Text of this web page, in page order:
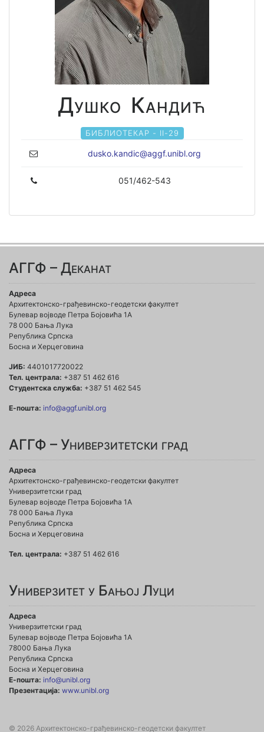
Душко Кандић
БИБЛИОТЕКАР - II-29
dusko.kandic@aggf.unibl.org
051/462-543
АГГФ – Деканат
Адреса
Архитектонско-грађевинско-геодетски факултет
Булевар војводе Петра Бојовића 1A
78 000 Бања Лука
Република Српска
Босна и Херцеговина
ЈИБ: 4401017720022
Тел. централа: +387 51 462 616
Студентска служба: +387 51 462 545
Е-пошта: info@aggf.unibl.org
АГГФ – Универзитетски град
Адреса
Архитектонско-грађевинско-геодетски факултет
Универзитетски град
Булевар војводе Петра Бојовића 1A
78 000 Бања Лука
Република Српска
Босна и Херцеговина
Тел. централа: +387 51 462 616
Универзитет у Бањој Луци
Адреса
Универзитетски град
Булевар војводе Петра Бојовића 1А
78000 Бања Лука
Република Српска
Босна и Херцеговина
Е-пошта: info@unibl.org
Презентација: www.unibl.org
© 2026 Архитектонско-грађевинско-геодетски факултет